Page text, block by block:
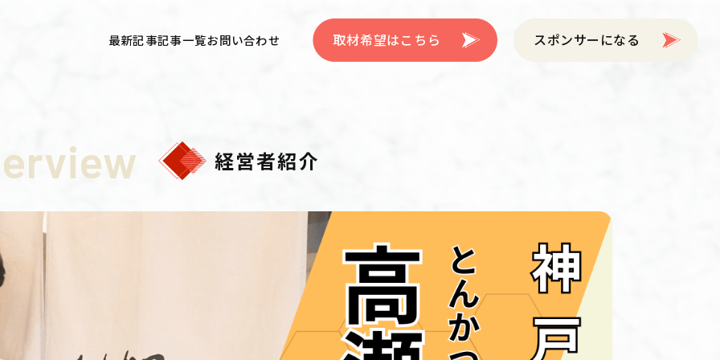
最新記事記事一覧お問い合わせ 取材希望はこちら スポンサーになる
経営者紹介